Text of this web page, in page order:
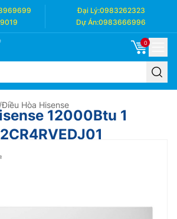
Đại Lý:0983262323
Dự Án:0983666996
0
/Điều Hòa Hisense
12000Btu 1